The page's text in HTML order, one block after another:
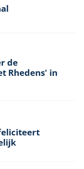
de
Rhedens' in